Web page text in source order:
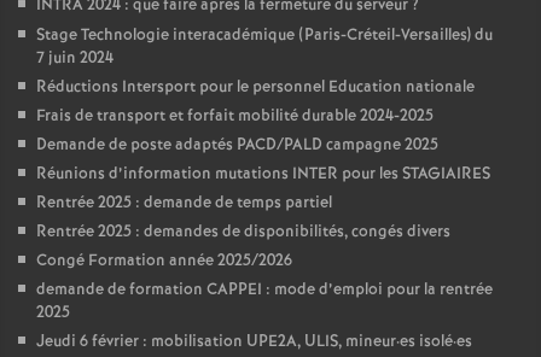
INTRA 2024 : que faire après la fermeture du serveur?
Stage Technologie interacadémique (Paris-Créteil-Versailles) du
7 juin 2024
Réductions Intersport pour le personnel Education nationale
Frais de transport et forfait mobilité durable 2024-2025
Demande de poste adaptés PACD/PALD campagne 2025
Réunions d’information mutations INTER pour les STAGIAIRES
Rentrée 2025 : demande de temps partiel
Rentrée 2025 : demandes de disponibilités, congés divers
Congé Formation année 2025/2026
demande de formation CAPPEI : mode d’emploi pour la rentrée
2025
Jeudi 6 février : mobilisation UPE2A, ULIS, mineur·es isolé·es